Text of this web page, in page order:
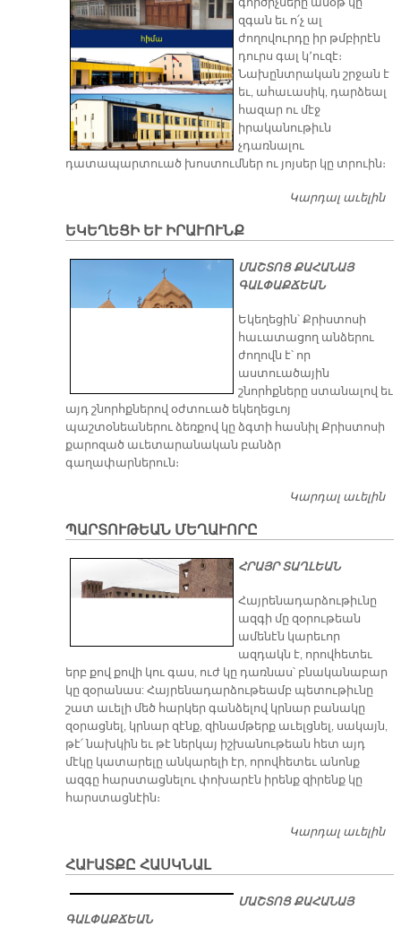
գործիչները ամօթ կը
զգան եւ ո՛չ ալ
ժողովուրդը իր թմբիրէն
դուրս գալ կ՚ուզէ։
Նախընտրական շրջան է
եւ, ահաւասիկ, դարձեալ
հազար ու մէջ
իրականութիւն
չդառնալու
դատապարտուած խոստումներ ու յոյսեր կը տրուին։
Կարդալ աւելին
ԵԿԵՂԵՑԻ ԵՒ ԻՐԱՒՈՒՆՔ
ՄԱՇՏՈՑ ՔԱՀԱՆԱՅ
ԳԱԼՓԱՔՃԵԱՆ
Եկեղեցին՝ Քրիստոսի
հաւատացող անձերու
ժողովն է՝ որ
աստուածային
շնորհքները ստանալով եւ
այդ շնորհքներով օժտուած եկեղեցւոյ
պաշտօնեաներու ձեռքով կը ձգտի հասնիլ Քրիստոսի
քարոզած աւետարանական բանձր
գաղափարներուն։
Կարդալ աւելին
ՊԱՐՏՈՒԹԵԱՆ ՄԵՂԱՒՈՐԸ
ՀՐԱՅՐ ՏԱՂԼԵԱՆ
Հայրենադարձութիւնը
ազգի մը զօրութեան
ամենէն կարեւոր
ազդակն է, որովհետեւ
երբ քով քովի կու գաս, ուժ կը դառնաս՝ բնականաբար
կը զօրանաս: Հայրենադարձութեամբ պետութիւնը
շատ աւելի մեծ հարկեր գանձելով կրնար բանակը
զօրացնել, կրնար զէնք, զինամթերք աւելցնել, սակայն,
թէ՛ նախկին եւ թէ ներկայ իշխանութեան հետ այդ
մէկը կատարելը անկարելի էր, որովհետեւ անոնք
ազգը հարստացնելու փոխարէն իրենք զիրենք կը
հարստացնէին։
Կարդալ աւելին
ՀԱՒԱՏՔԸ ՀԱՍԿՆԱԼ
ՄԱՇՏՈՑ ՔԱՀԱՆԱՅ
ԳԱԼՓԱՔՃԵԱՆ